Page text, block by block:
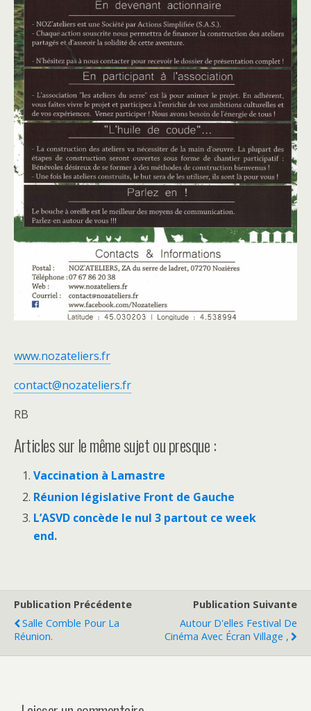
www.nozateliers.fr
contact@nozateliers.fr
RB
Articles sur le même sujet ou presque :
Vaccination à Lamastre
Réunion législative Front de Gauche
L’ASVD concède le nul 3 partout ce week
end.
Publication Précédente
Salle Comble Pour La
Réunion.
Publication Suivante
Autour D'elles Festival De
Cinéma Avec Écran Village ,